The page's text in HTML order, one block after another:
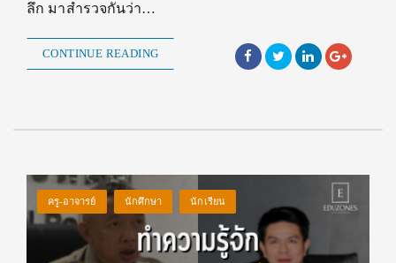
ลึก มาสำรวจกันว่า…
CONTINUE READING
ครู-อาจารย์ นักศึกษา นักเรียน